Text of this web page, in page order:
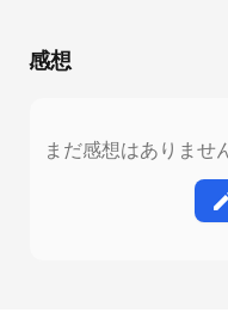
感想
まだ感想はありませ